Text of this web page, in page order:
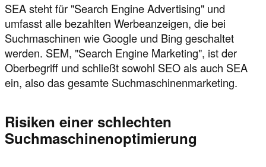
SEA steht für "Search Engine Advertising" und
umfasst alle bezahlten Werbeanzeigen, die bei
Suchmaschinen wie Google und Bing geschaltet
werden. SEM, "Search Engine Marketing", ist der
Oberbegriff und schließt sowohl SEO als auch SEA
ein, also das gesamte Suchmaschinenmarketing.
Risiken einer schlechten
Suchmaschinenoptimierung